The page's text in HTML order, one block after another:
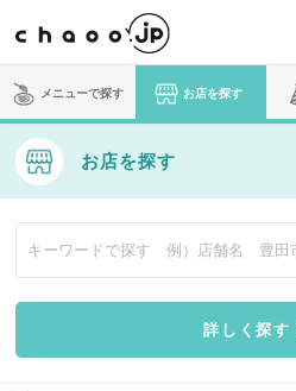
メニューで探す お店を探す
お店を探す
詳しく探す